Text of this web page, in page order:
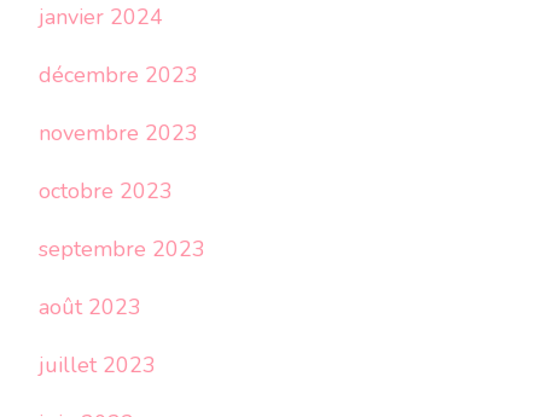
janvier 2024
décembre 2023
novembre 2023
octobre 2023
septembre 2023
août 2023
juillet 2023